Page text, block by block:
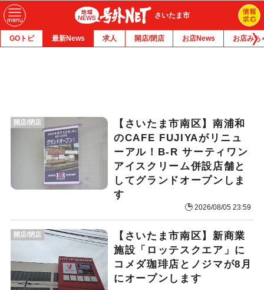
さいたま市
GOトピ 最新News 求人 開店/閉店 お店News お店みち
開店/閉店
【さいたま市南区】南浦和
のCAFE FUJIYAがリニュ
ーアル！B-R サーティワン
アイスクリーム併設店舗と
してグランドオープンしま
す
2026/08/05 23:59
【さいたま市南区】新商業
施設「ロッテスクエア」に
コメダ珈琲店とノジマが8月
にオープンします
開店/閉店